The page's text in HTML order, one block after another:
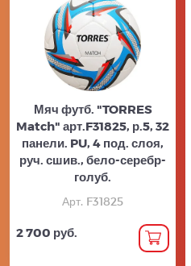
Мяч футб. "TORRES
Match" арт.F31825, р.5, 32
панели. PU, 4 под. слоя,
руч. сшив., бело-серебр-
голуб.
Арт. F31825
2 700 руб.